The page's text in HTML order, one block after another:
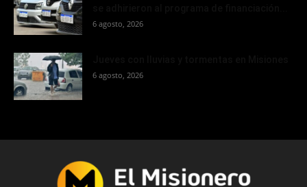
6 agosto, 2026
6 agosto, 2026